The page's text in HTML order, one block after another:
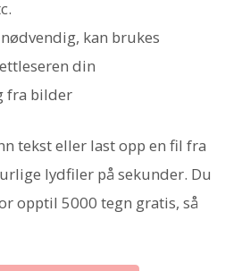
kan brukes
din
fra bilder
tekst eller last opp en fil fra
lydfiler på sekunder. Du
opptil 5000 tegn gratis, så